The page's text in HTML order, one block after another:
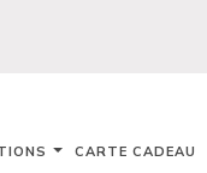
CARTE CADEAU